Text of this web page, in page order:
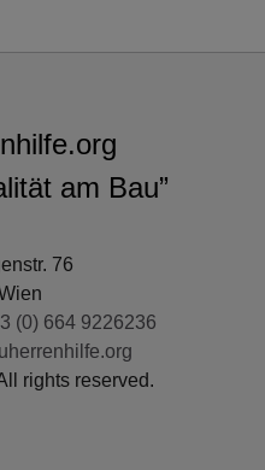
am Bau”
76
(0) 664 9226236
rights reserved.